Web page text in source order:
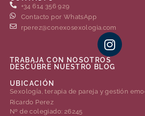
+34 614 356 929
Contacto por WhatsApp
rperez@conexosexologia.com
TRABAJA CON NOSOTROS
DESCÚBRE NUESTRO BLOG
UBICACIÓN
Sexología, terapia de pareja y gestión
Ricardo Perez
Nº de colegiado: 26245